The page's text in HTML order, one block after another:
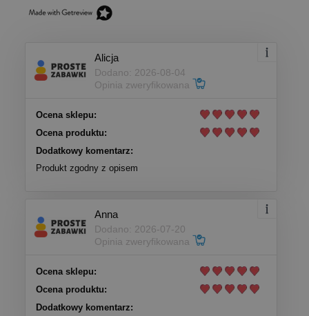
Alicja
Dodano: 2026-08-04
Opinia zweryfikowana
Ocena sklepu:
Ocena produktu:
Dodatkowy komentarz:
Produkt zgodny z opisem
Anna
Dodano: 2026-07-20
Opinia zweryfikowana
Ocena sklepu:
Ocena produktu:
Dodatkowy komentarz: